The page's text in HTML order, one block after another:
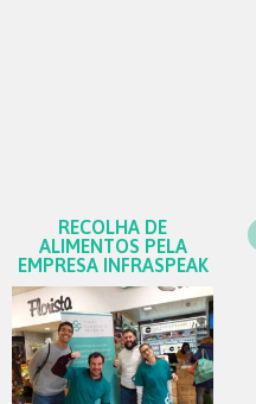
RECOLHA DE
ALIMENTOS PELA
EMPRESA INFRASPEAK